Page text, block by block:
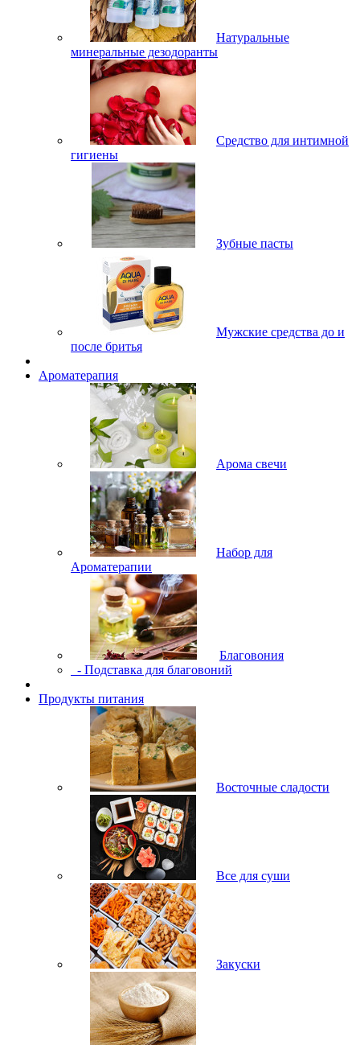
Натуральные
минеральные дезодоранты
Средство для интимной
гигиены
Зубные пасты
Мужские средства до и
после бритья
Ароматерапия
Арома свечи
Набор для
Ароматерапии
Благовония
- Подставка для благовоний
Продукты питания
Восточные сладости
Все для суши
Закуски